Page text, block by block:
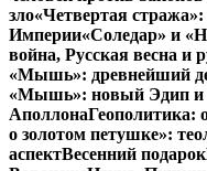
зло«Четвертая
Империи«Соледар» и
война, Русская весна и
«Мышь»: древнейший
«Мышь»: новый Эдип и
АполлонаГеополитика:
о золотом петушке»:
аспектВесенний подарок